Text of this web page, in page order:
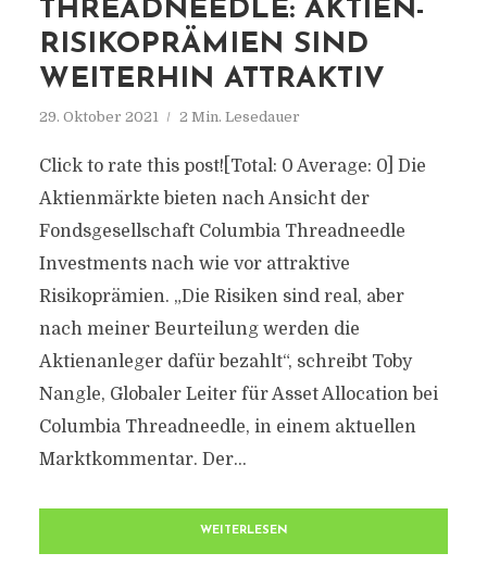
THREADNEEDLE: AKTIEN-
RISIKOPRÄMIEN SIND
WEITERHIN ATTRAKTIV
29. Oktober 2021 2 Min. Lesedauer
Click to rate this post![Total: 0 Average: 0] Die
Aktienmärkte bieten nach Ansicht der
Fondsgesellschaft Columbia Threadneedle
Investments nach wie vor attraktive
Risikoprämien. „Die Risiken sind real, aber
nach meiner Beurteilung werden die
Aktienanleger dafür bezahlt“, schreibt Toby
Nangle, Globaler Leiter für Asset Allocation bei
Columbia Threadneedle, in einem aktuellen
Marktkommentar. Der...
WEITERLESEN